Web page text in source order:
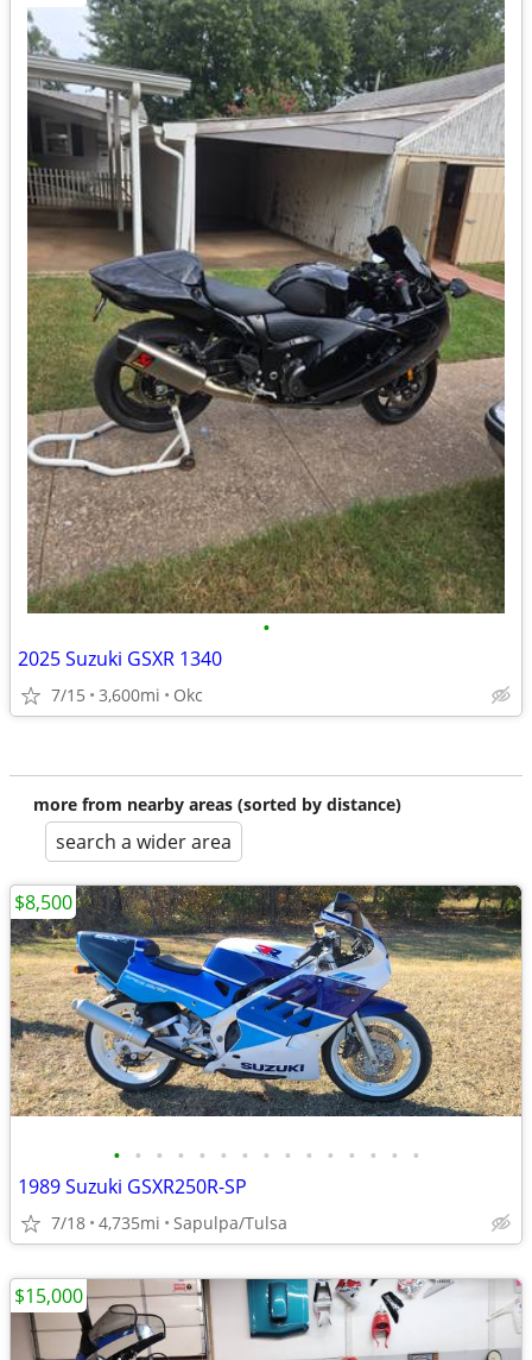
•
2025 Suzuki GSXR 1340
7/15 3,600mi Okc
more from nearby areas (sorted by distance)
search a wider area
• • • • • • • • • • • • • • •
1989 Suzuki GSXR250R-SP
7/18 4,735mi Sapulpa/Tulsa
$8,500
$15,000